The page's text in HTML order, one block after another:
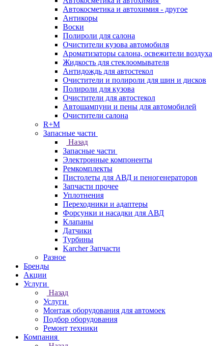
Автокосметика и автохимия - другое
Антикоры
Воски
Полироли для салона
Очистители кузова автомобиля
Ароматизаторы салона, освежители воздуха
Жидкость для стеклоомывателя
Антидождь для автостекол
Очистители и полироли для шин и дисков
Полироли для кузова
Очистители для автостекол
Автошампуни и пены для автомобилей
Очистители салона
R+M
Запасные части
Назад
Запасные части
Электронные компоненты
Ремкомплекты
Пистолеты для АВД и пеногенераторов
Запчасти прочее
Уплотнения
Переходники и адаптеры
Форсунки и насадки для АВД
Клапаны
Датчики
Турбины
Karcher Запчасти
Разное
Бренды
Акции
Услуги
Назад
Услуги
Монтаж оборудования для автомоек
Подбор оборудования
Ремонт техники
Компания